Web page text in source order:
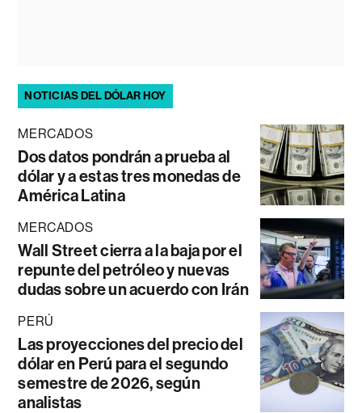
NOTICIAS DEL DÓLAR HOY
MERCADOS
Dos datos pondrán a prueba al
dólar y a estas tres monedas de
América Latina
MERCADOS
Wall Street cierra a la baja por el
repunte del petróleo y nuevas
dudas sobre un acuerdo con Irán
PERÚ
Las proyecciones del precio del
dólar en Perú para el segundo
semestre de 2026, según
analistas